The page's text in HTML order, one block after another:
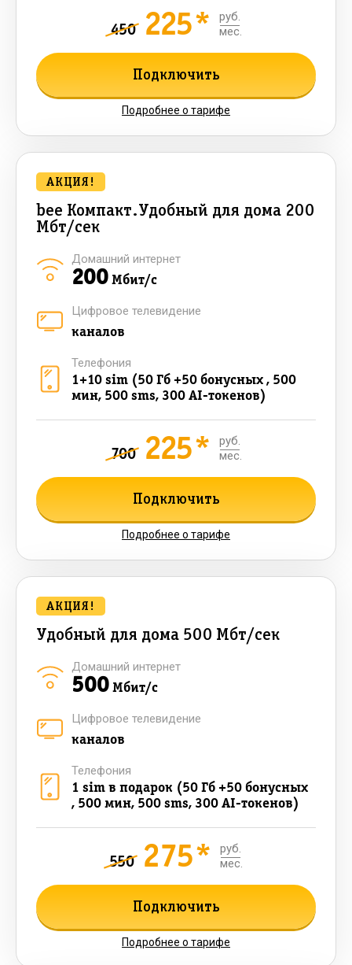
450 225*
руб.
мес.
Подключить
Подробнее о тарифе
bee Компакт.Удобный для дома 200
Мбт/сек
АКЦИЯ!
200Мбит/с
Домашний интернет
каналов
Цифровое телевидение
1+10 sim (50 Гб +50 бонусных , 500
мин, 500 sms, 300 AI-токенов)
Телефония
700 225*
руб.
мес.
Подключить
Подробнее о тарифе
Удобный для дома 500 Мбт/сек
АКЦИЯ!
500Мбит/с
Домашний интернет
каналов
Цифровое телевидение
1 sim в подарок (50 Гб +50 бонусных
, 500 мин, 500 sms, 300 AI-токенов)
Телефония
550 275*
руб.
мес.
Подключить
Подробнее о тарифе